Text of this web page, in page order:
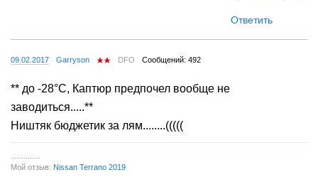
Ответить
09.02.2017 Garryson DFO Сообщений: 492
** до -28°С, Каптюр предпочел вообще не
заводиться.....**
Ништяк бюджетик за лям........(((((
Мой отзыв: Nissan Terrano 2019